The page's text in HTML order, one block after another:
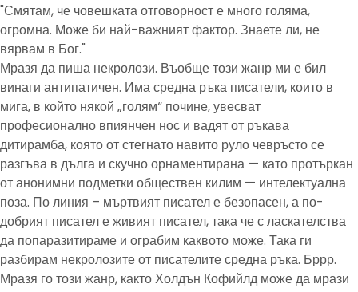
"Смятам, че човешката отговорност е много голяма,
огромна. Може би най-важният фактор. Знаете ли, не
вярвам в Бог."
Мразя да пиша некролози. Въобще този жанр ми е бил
винаги антипатичен. Има средна ръка писатели, които в
мига, в който някой „голям“ почине, увесват
професионално впиянчен нос и вадят от ръкава
дитирамба, която от стегнато навито руло чевръсто се
разгъва в дълга и скучно орнаментирана — като протъркан
от анонимни подметки обществен килим — интелектуална
поза. По линия – мъртвият писател е безопасен, а по-
добрият писател е живият писател, така че с ласкателства
да попаразитираме и ограбим каквото може. Така ги
разбирам некролозите от писателите средна ръка. Бррр.
Мразя го този жанр, както Холдън Кофийлд може да мрази